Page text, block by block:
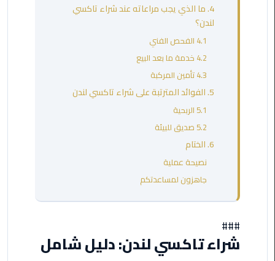
مطار
4. ما الذي يجب مراعاته عند شراء تاكسي
لندن؟
4.1 الفحص الفني
4.2 خدمة ما بعد البيع
4.3 تأمين المركبة
5. الفوائد المترتبة على شراء تاكسي لندن
5.1 الربحية
5.2 صديق للبيئة
6. الختام
نصيحة عملية
جاهزون لمساعدتكم
###
شراء تاكسي لندن: دليل شامل